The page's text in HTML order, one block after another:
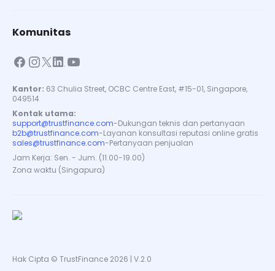
Komunitas
Kantor: 63 Chulia Street, OCBC Centre East, #15-01, Singapore,
049514
Kontak utama:
support@trustfinance.com-Dukungan teknis dan pertanyaan
b2b@trustfinance.com-Layanan konsultasi reputasi online gratis
sales@trustfinance.com-Pertanyaan penjualan
Jam Kerja: Sen. - Jum. (11.00-19.00)
Zona waktu (Singapura)
Hak Cipta © TrustFinance 2026 | V.2.0